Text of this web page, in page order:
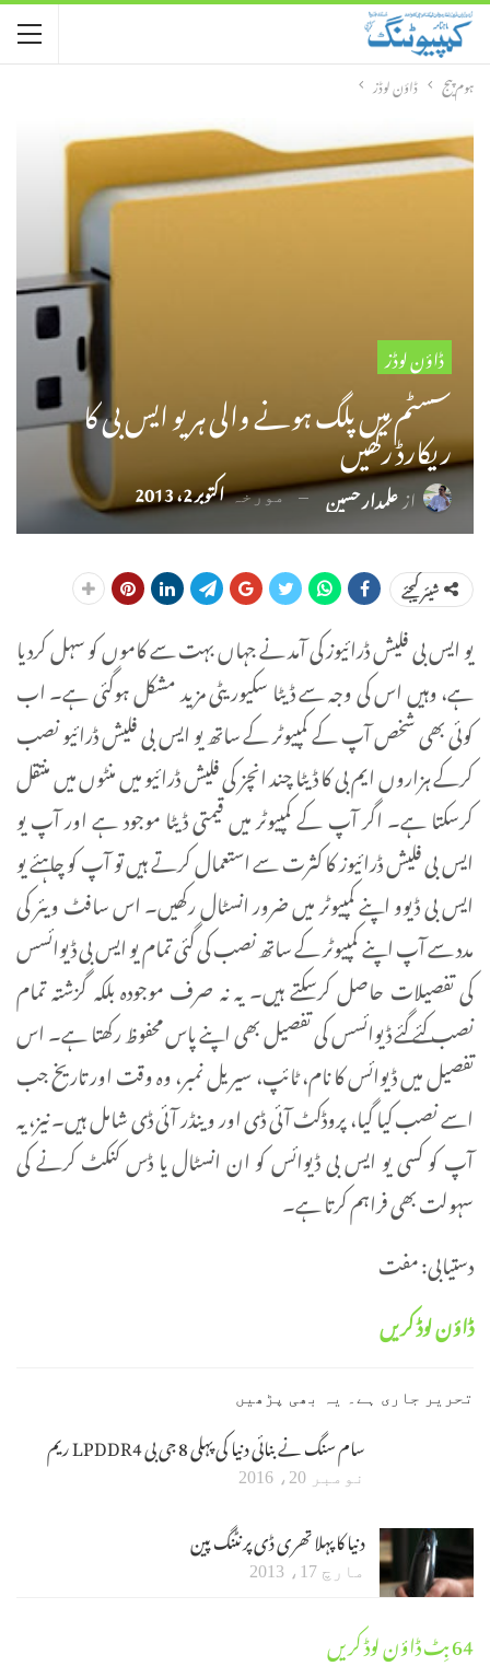
ہوم پیج ڈاؤن لوڈز
ڈاؤن لوڈز
سسٹم میں پلگ ہونے والی ہر یو ایس بی کا
ریکارڈ رکھیں
ازعلمدار حسین مورخہاکتوبر 2، 2013
شیئر کیجئے
یو ایس بی فلیش ڈرائیوز کی آمد نے جہاں بہت سے کاموں کو سہل کردیا
ہے، وہیں اس کی وجہ سے ڈیٹا سکیوریٹی مزید مشکل ہوگئی ہے۔ اب
کوئی بھی شخص آپ کے کمپیوٹر کے ساتھ یو ایس بی فلیش ڈرائیو نصب
کرکے ہزاروں ایم بی کا ڈیٹا چند انچز کی فلیش ڈرائیو میں منٹوں میں منتقل
کرسکتا ہے۔ اگر آپ کے کمپیوٹر میں قیمتی ڈیٹا موجود ہے اور آپ یو
ایس بی فلیش ڈرائیوز کا کثرت سے استعمال کرتے ہیں تو آپ کو چاہئے یو
ایس بی ڈیوو اپنے کمپیوٹر میں ضرور انسٹال رکھیں۔ اس سافٹ ویئر کی
مدد سے آپ اپنے کمپیوٹر کے ساتھ نصب کی گئی تمام یو ایس بی ڈیوائسس
کی تفصیلات حاصل کرسکتے ہیں۔ یہ نہ صرف موجودہ بلکہ گزشتہ تمام
نصب کئے گئے ڈیوائسس کی تفصیل بھی اپنے پاس محفوظ رکھتا ہے۔ اس
تفصیل میں ڈیوائس کا نام، ٹائپ، سیریل نمبر، وہ وقت اور تاریخ جب
اسے نصب کیا گیا، پروڈکٹ آئی ڈی اور وینڈر آئی ڈی شامل ہیں۔ نیز، یہ
آپ کو کسی یو ایس بی ڈیوائس کو ان انسٹال یا ڈس کنکٹ کرنے کی
سہولت بھی فراہم کرتا ہے۔
دستیابی: مفت
ڈاؤن لوڈ کریں
تحریر جاری ہے۔ یہ بھی پڑھیں
سام سنگ نے بنائی دنیا کی پہلی 8 جی بی LPDDR4 ریم
نومبر 20، 2016
دنیا کا پہلا تھری ڈی پرنٹنگ پین
مارچ 17، 2013
64 بِٹ ڈاؤن لوڈ کریں